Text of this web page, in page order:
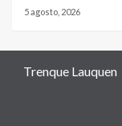
5 agosto, 2026
Trenque Lauquen